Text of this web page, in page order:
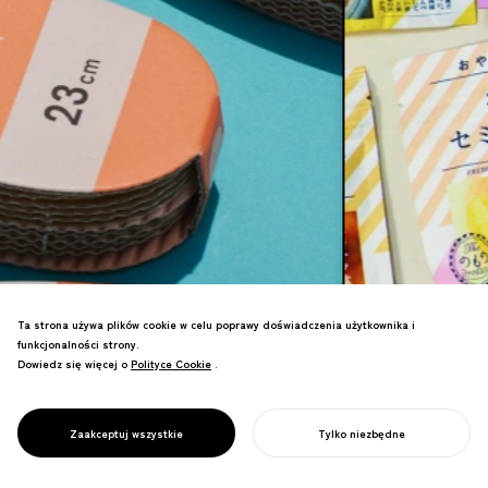
DESIGN OPAKOWAŃ
najważniejszych punktów styku w
biznesie B2C.
Ta strona używa plików cookie w celu poprawy doświadczenia użytkownika i
funkcjonalności strony.
Dowiedz się więcej o Polityce Cookie
Polityce Cookie .
Zaakceptuj wszystkie Tylko niezbędne